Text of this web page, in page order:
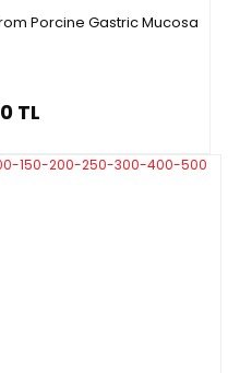
Porcine Gastric Mucosa
TL